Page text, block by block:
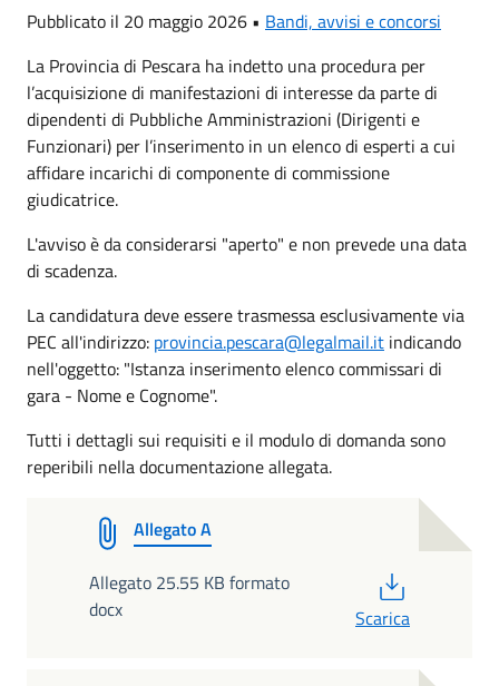
Pubblicato il 20 maggio 2026 • Bandi, avvisi e concorsi
La Provincia di Pescara ha indetto una procedura per
l’acquisizione di manifestazioni di interesse da parte di
dipendenti di Pubbliche Amministrazioni (Dirigenti e
Funzionari) per l’inserimento in un elenco di esperti a cui
affidare incarichi di componente di commissione
giudicatrice.
L'avviso è da considerarsi "aperto" e non prevede una data
di scadenza.
La candidatura deve essere trasmessa esclusivamente via
PEC all'indirizzo: provincia.pescara@legalmail.it indicando
nell'oggetto: "Istanza inserimento elenco commissari di
gara - Nome e Cognome".
Tutti i dettagli sui requisiti e il modulo di domanda sono
reperibili nella documentazione allegata.
Allegato A
Allegato 25.55 KB formato
docx
Scarica